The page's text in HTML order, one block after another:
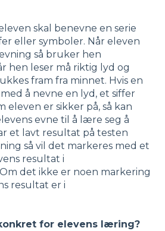
skal benevne en serie
eller symboler. Når eleven
så bruker hen
hen leser må riktig lyd og
fram fra minnet. Hvis en
å nevne en lyd, et siffer
eleven er sikker på, så kan
evne til å lære seg å
et lavt resultat på testen
så vil det markeres med et
resultat i
det ikke er noen markering
resultat er i
for elevens læring?